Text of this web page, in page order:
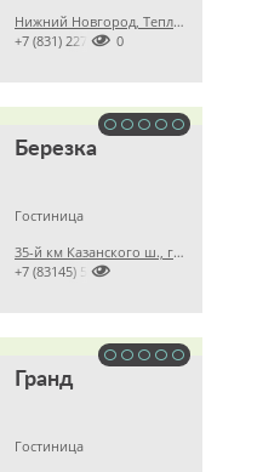
Нижний Новгород, Тепличная, 4

+7 (831) 22749560
Березка
Гостиница
35-й км Казанского ш., г. Кстово, с. Запрудное

+7 (83145) 54495
Гранд
Гостиница